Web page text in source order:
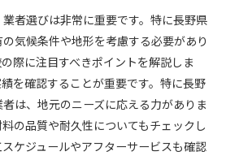
者選びは非常に重要です。特に長野県
気候条件や地形を考慮する必要があり
際に注目すべきポイントを解説しま
を確認することが重要です。特に長野
は、地元のニーズに応える力がありま
の品質や耐久性についてもチェックし
ケジュールやアフターサービスも確認